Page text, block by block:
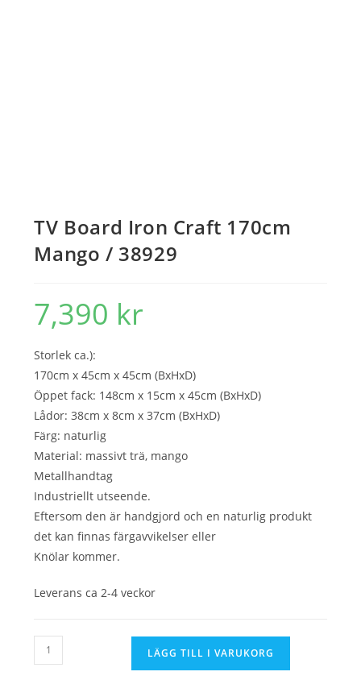
TV Board Iron Craft 170cm
Mango / 38929
7,390 kr
Storlek ca.):
170cm x 45cm x 45cm (BxHxD)
Öppet fack: 148cm x 15cm x 45cm (BxHxD)
Lådor: 38cm x 8cm x 37cm (BxHxD)
Färg: naturlig
Material: massivt trä, mango
Metallhandtag
Industriellt utseende.
Eftersom den är handgjord och en naturlig produkt
det kan finnas färgavvikelser eller
Knölar kommer.
Leverans ca 2-4 veckor
Board
LÄGG TILL I VARUKORG